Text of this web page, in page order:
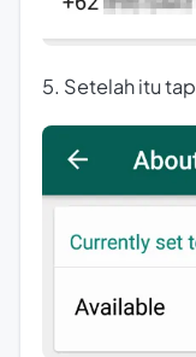
5. Setelah itu